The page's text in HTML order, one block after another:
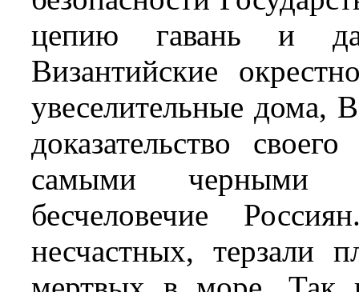
цепию гавань и
Византийские
увеселительные дома,
доказательство
самыми черными
бесчеловечие
несчастных, терзали